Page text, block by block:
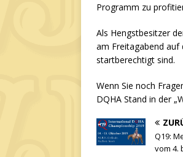
Programm zu
Als Hengstbesitzer
am Freitagabend auf
startberechtigt sind.
Wenn Sie noch
DQHA Stand in der
Q19:
vom 4.